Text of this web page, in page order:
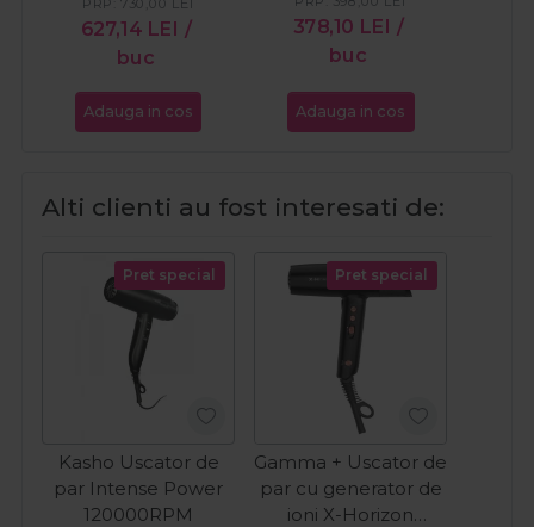
627,14 LEI /
buc
PRP: 730,00 LEI
Adauga in cos
378,10 LEI /
buc
Adauga in cos
Alti clienti au fost interesati de:
Pret special
Kasho Uscator de
par Intense Power
120000RPM
Pret special
Gamma + Uscator de
par cu generator de
ioni X-Horizon